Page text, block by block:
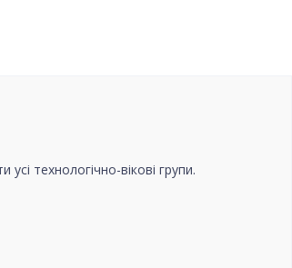
технологічно-вікові групи.